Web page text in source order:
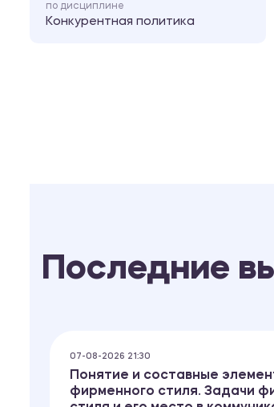
по дисциплине
Конкурентная политика
Последние
07-08-2026 21:30
Понятие и составные
фирменного стиля. Задачи